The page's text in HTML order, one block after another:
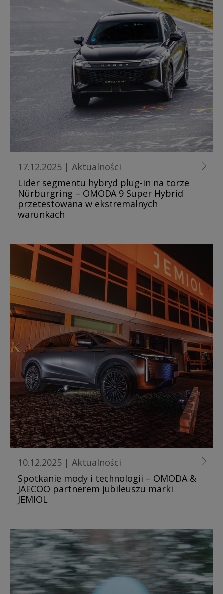
17.12.2025 | Aktualności
Lider segmentu hybryd plug-in na torze
Nürburgring – OMODA 9 Super Hybrid
przetestowana w ekstremalnych
warunkach
10.12.2025 | Aktualności
Spotkanie mody i technologii – OMODA &
JAECOO partnerem jubileuszu marki
JEMIOL